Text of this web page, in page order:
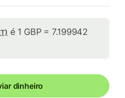
é 1 GBP = 7.199942
dinheiro